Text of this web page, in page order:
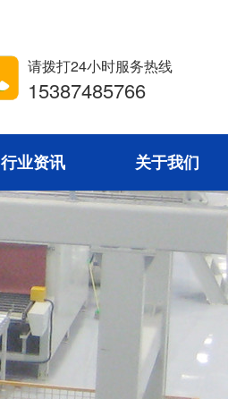
请拨打24小时服务热线
15387485766
行业资讯 关于我们